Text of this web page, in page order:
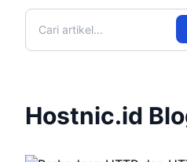
Hostnic.id